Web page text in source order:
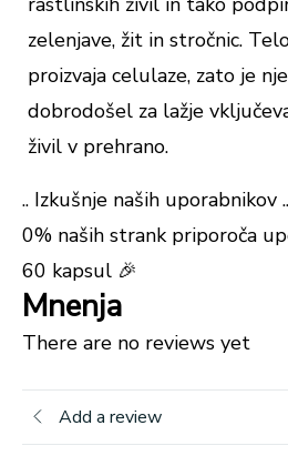
zelenjave, žit in stročnic.
proizvaja celulaze, zato je
dobrodošel za lažje
živil v prehrano.
.. Izkušnje naših uporabnikov ..
0% naših strank priporoča
60 kapsul 🎉
Mnenja
There are no reviews yet
Add a review